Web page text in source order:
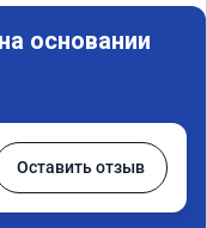
основании
Оставить отзыв